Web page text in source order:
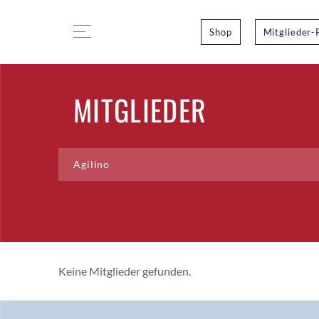
Shop Mitglieder-
MITGLIEDER
Keine Mitglieder gefunden.